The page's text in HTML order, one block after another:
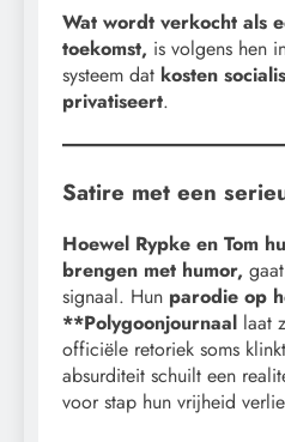
Wat wordt verkocht als
toekomst, is volgens hen
systeem dat kosten
privatiseert.
Satire met een
Hoewel Rypke en Tom
brengen met humor,
signaal. Hun parodie op
**Polygoonjournaal laat
officiële retoriek soms
absurditeit schuilt een
voor stap hun vrijheid